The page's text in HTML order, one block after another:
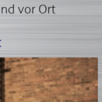
vor Ort